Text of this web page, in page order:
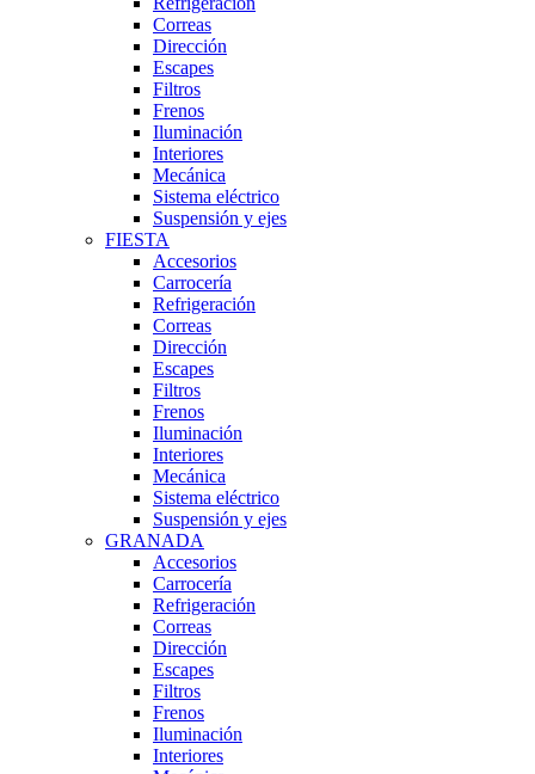
Correas
Dirección
Escapes
Filtros
Frenos
Iluminación
Interiores
Mecánica
Sistema eléctrico
Suspensión y ejes
FIESTA
Accesorios
Carrocería
Refrigeración
Correas
Dirección
Escapes
Filtros
Frenos
Iluminación
Interiores
Mecánica
Sistema eléctrico
Suspensión y ejes
GRANADA
Accesorios
Carrocería
Refrigeración
Correas
Dirección
Escapes
Filtros
Frenos
Iluminación
Interiores